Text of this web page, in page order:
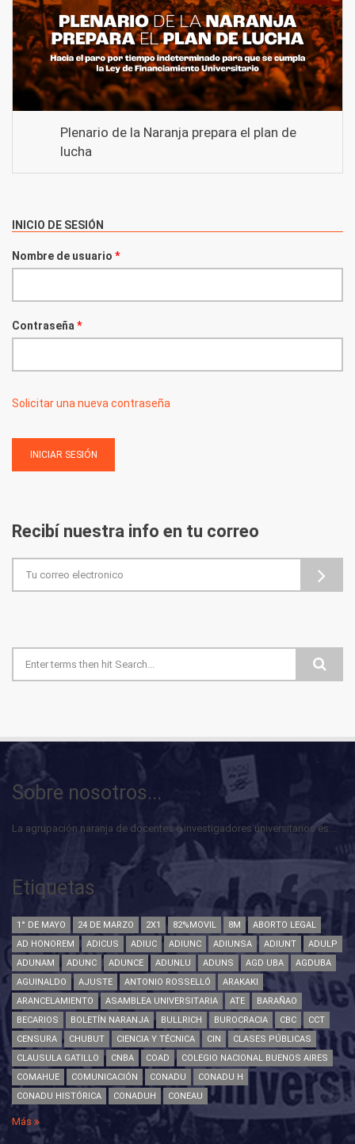
Plenario de la Naranja prepara el plan de
lucha
INICIO DE SESIÓN
Nombre de usuario *
Contraseña*
Solicitar una nueva contraseña
Recibí nuestra info en tu correo
Formulario de búsqueda
Sobre nosotros...
La agrupación naranja de docentes e investigadores universitarios es...
Etiquetas
1° DE MAYO 24 DE MARZO 2X1 82%MOVIL 8M
ABORTO LEGAL
AD HONOREM
ADICUS ADIUC ADIUNC ADIUNSA ADIUNT
ADULP
ADUNAM
ADUNC ADUNCE ADUNLU ADUNS AGD UBA
AGDUBA
AGUINALDO
AJUSTE ANTONIO ROSSELLÓ
ARAKAKI
ARANCELAMIENTO
ASAMBLEA UNIVERSITARIA ATE
BARAÑAO
BECARIOS
BOLETÍN NARANJA BULLRICH BUROCRACIA CBC
CCT
CENSURA
CHUBUT CIENCIA Y TÉCNICA CIN
CLASES PÚBLICAS
CLAUSULA GATILLO
CNBA COAD
COLEGIO NACIONAL BUENOS AIRES
COMAHUE
COMUNICACIÓN CONADU
CONADU H
CONADU HISTÓRICA
CONADUH CONEAU
Más